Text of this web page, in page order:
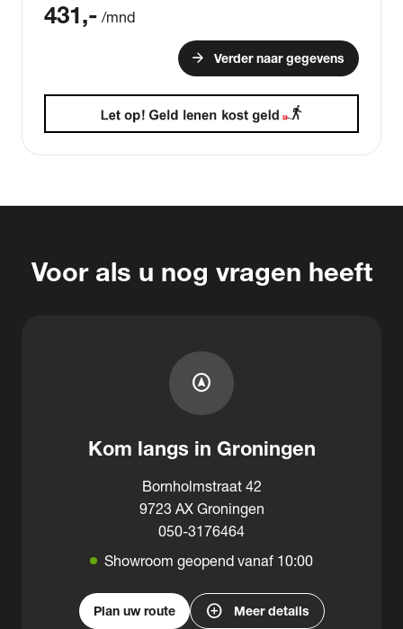
431,- /mnd
arrow_forward Verder naar gegevens
Voor als u nog vragen heeft
assistant_navigation
Kom langs in Groningen
Bornholmstraat 42
9723 AX Groningen
050-3176464
Showroom geopend vanaf 10:00
Plan uw route add_circle Meer details